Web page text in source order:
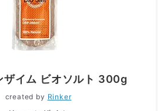
ザイム ビオソルト 300g
created by Rinker